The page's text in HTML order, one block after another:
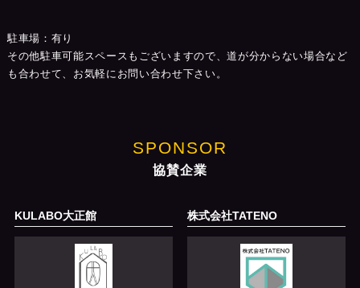
駐車場：有り
その他駐車可能スペースもございますので、道が分からない場合など
も合わせて、お気軽にお問い合わせ下さい。
SPONSOR
協賛企業
KULABO大正館 株式会社TATENO